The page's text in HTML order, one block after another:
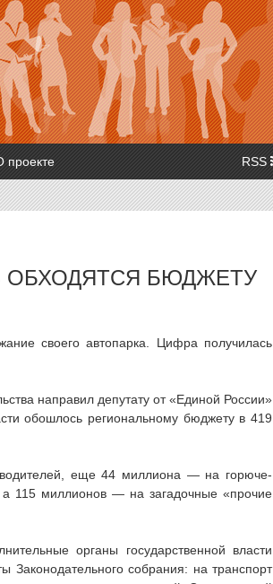
проекте RSS
БЮДЖЕТУ
своего автопарка. Цифра получилась
направил депутату от «Единой России»
обошлось региональному бюджету в 419
еще 44 миллиона — на горюче-
115 миллионов — на загадочные «прочие
органы государственной власти
собрания: на транспорт